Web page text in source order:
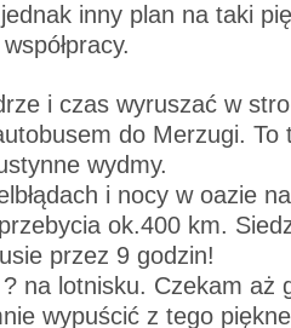
inny plan na taki
i czas wyruszać w
do Merzugi. To
wydmy.
i nocy w oazie
ok.400 km.
przez 9 godzin!
na lotnisku. Czekam aż
wypuścić z tego